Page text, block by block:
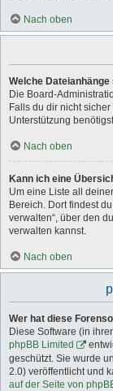
Nach oben
Welche
Die Board-
Falls du dir nicht
Unterstützung
Nach oben
Kann ich eine
Um eine Liste all
Bereich. Dort findest
verwalten“, über den
verwalten kannst.
Nach oben
Wer hat diese
Diese Software (in
phpBB Limited
geschützt. Sie wurde
2.0) veröffentlicht und
auf der Seite von